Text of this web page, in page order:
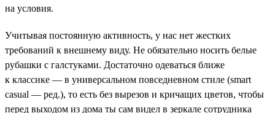
на условия.
Учитывая постоянную активность, у нас нет жестких
требований к внешнему виду. Не обязательно носить белые
рубашки с галстуками. Достаточно одеваться ближе
к классике — в универсальном повседневном стиле (smart
casual — ред.), то есть без вырезов и кричащих цветов, чтобы
перед выходом из дома ты сам видел в зеркале сотрудника